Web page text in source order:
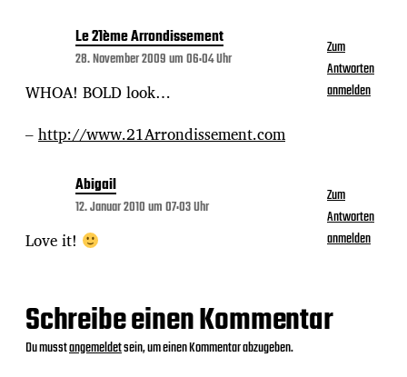
Le 21ème Arrondissement
28. November 2009 um 06:04 Uhr
WHOA! BOLD look…
–http://www.21Arrondissement.com
Zum
Antworten
anmelden
Abigail
12. Januar 2010 um 07:03 Uhr
Love it!
Zum
Antworten
anmelden
Schreibe einen Kommentar
Du musstangemeldetsein, um einen Kommentar abzugeben.